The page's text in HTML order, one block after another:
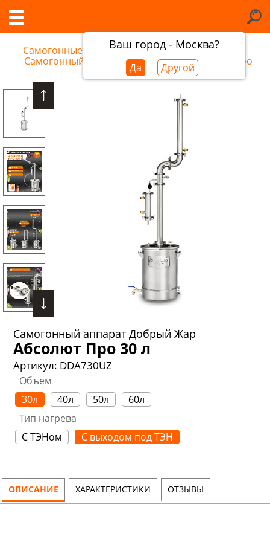
Ваш город - Москва?
Да Другой
Самогонные аппараты в Костроме/
Самогонный аппарат Добрый Жар Абсолют Про
Самогонный аппарат Добрый Жар
Абсолют Про 30 л
Артикул: DDA730UZ
Объем
30л
40л 50л
60л
Тип нагрева
С ТЭНом
С выходом под ТЭН
ОПИСАНИЕ ХАРАКТЕРИСТИКИ ОТЗЫВЫ